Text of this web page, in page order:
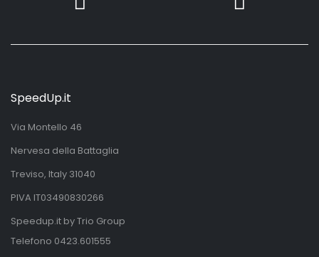
SpeedUp.it
Via Montello 46
Nervesa della Battaglia
Treviso, Italy 31040
PIVA IT03490830266
Speedup.it by Trio Group
Telefono 0423.601555